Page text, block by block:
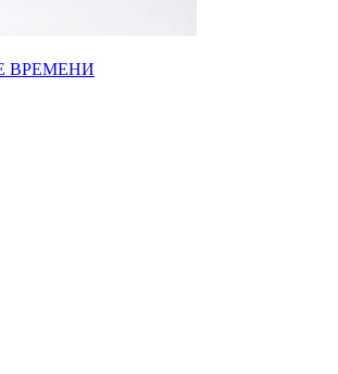
ВРЕМЕНИ